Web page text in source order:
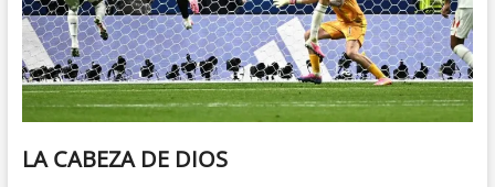
LA CABEZA DE DIOS